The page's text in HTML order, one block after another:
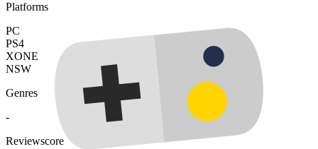
Platforms
PC
PS4
XONE
NSW
Genres
-
Reviewscore